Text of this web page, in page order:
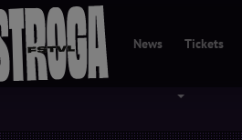
News Tickets